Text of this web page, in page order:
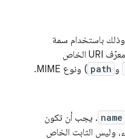
وذلك باستخدام سمة
واحدة أو أكثر تحدّد جوانب مختلفة من معرّف URI الخاص
و path ) ونوع MIME.
name . يجب أن تكون
وليس الثابت الخاص